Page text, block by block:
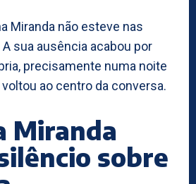
Miranda não esteve nas
A sua ausência acabou por
precisamente numa noite
ao centro da conversa.
Miranda
sobre